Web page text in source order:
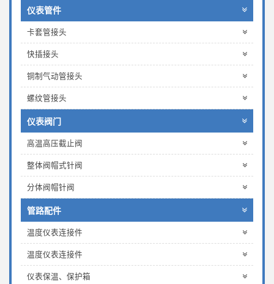
仪表管件
卡套管接头
快插接头
铜制气动管接头
螺纹管接头
仪表阀门
高温高压截止阀
整体阀帽式针阀
分体阀帽针阀
管路配件
温度仪表连接件
温度仪表连接件
仪表保温、保护箱